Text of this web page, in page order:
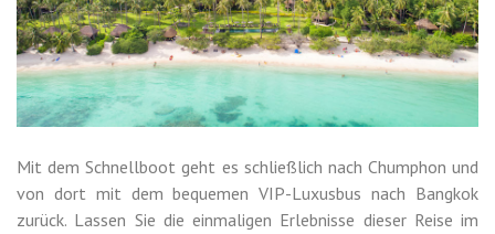
Mit dem Schnellboot geht es schließlich nach Chumphon und
von dort mit dem bequemen VIP-Luxusbus nach Bangkok
zurück. Lassen Sie die einmaligen Erlebnisse dieser Reise im